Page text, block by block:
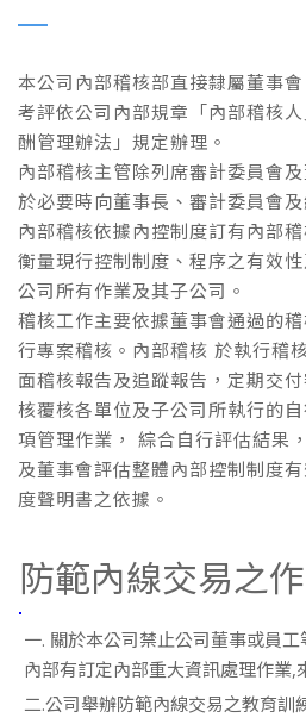
本公司內部稽核部直接隸屬董事
考評依公司內部規章「內部稽核
酬管理辦法」規定辦理。
內部稽核主管除列席審計委員會
於必要時向董事長、審計委員會
內部稽核依據內控制度訂有內部
衡量現行控制制度、程序之有效
公司所有作業及其子公司。
稽核工作主要依據董事會通過的
行專案稽核。內部稽核 於執行稽
面稽核報告及追蹤報告，定期交
核覆核各單位及子公司所執行的
項管理作業， 綜合自行評估結果
及董事會評估整體內部控制制度
度聲明書之依據。
防範內線交易之
一. 關於本公司禁止公司董事或員
內部有訂定內部重大資訊處理作業,
二.公司舉辦防範內線交易之教